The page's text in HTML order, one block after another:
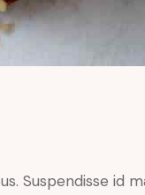
Suspendisse id